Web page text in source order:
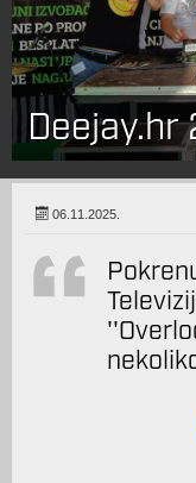
06.11.2025.